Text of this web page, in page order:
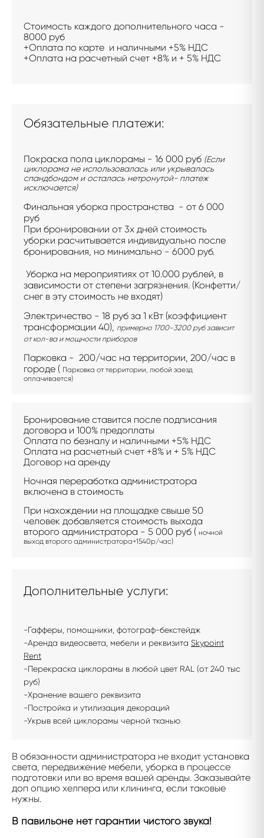
Стоимость каждого дополнительного часа -
8000 руб
+Оплата по карте и наличными +5% НДС
+Оплата на расчетный счет +8% и + 5% НДС
Обязательные платежи:
Покраска пола циклорамы - 16 000 руб (Если
циклорама не использовалась или укрывалась
спандбондом и осталась нетронутой- платеж
исключается)
Финальная уборка пространства - от 6 000
руб
При бронировании от 3х дней стоимость
уборки расчитывается индивидуально после
бронирования, но минимально - 6000 руб.
Уборка на мероприятиях от 10.000 рублей, в
зависимости от степени загрязнения. (Конфетти/
снег в эту стоимость не входят)
Электричество - 18 руб за 1 кВт (коэффициент
трансформации 40), примерно 1700-3200 руб зависит
от кол-ва и мощности приборов
Парковка - 200/час на территории, 200/час в
городе ( Парковка от территории, любой заезд
оплачивается)
Бронирование ставится после подписания
договора и 100% предоплаты
Оплата по безналу и наличными +5% НДС
Оплата на расчетный счет +8% и + 5% НДС
Договор на аренду
Ночная переработка администратора
включена в стоимость
При нахождении на площадке свыше 50
человек добавляется стоимость выхода
второго администратора - 5 000 руб ( ночной
выход второго администратора+1540р/час)
Дополнительные услуги:
-Гафферы, помощники, фотограф-бекстейдж
-Аренда видеосвета, мебели и реквизита Skypoint
Rent
-Перекраска циклорамы в любой цвет RAL (от 240 тыс
руб)
-Хранение вашего реквизита
-Постройка и утилизация декораций
-Укрыв всей циклорамы черной тканью
В обязанности администратора не входит установка
света, передвижение мебели, уборка в процессе
подготовки или во время вашей аренды. Заказывайте
доп опцию хелпера или клининга, если таковые
нужны.
В павильоне нет гарантии чистого звука!